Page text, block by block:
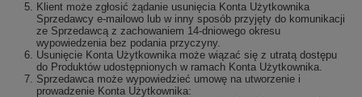
Klient może zgłosić żądanie usunięcia Konta Użytkownika
Sprzedawcy e-mailowo lub w inny sposób przyjęty do komunikacji
ze Sprzedawcą z zachowaniem 14-dniowego okresu
wypowiedzenia bez podania przyczyny.
Usunięcie Konta Użytkownika może wiązać się z utratą dostępu
do Produktów udostępnionych w ramach Konta Użytkownika.
Sprzedawca może wypowiedzieć umowę na utworzenie i
prowadzenie Konta Użytkownika: